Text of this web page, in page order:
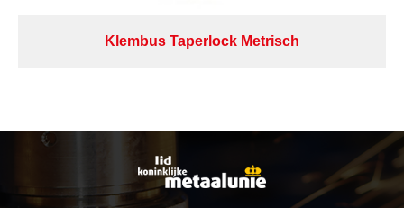
Klembus Taperlock Metrisch